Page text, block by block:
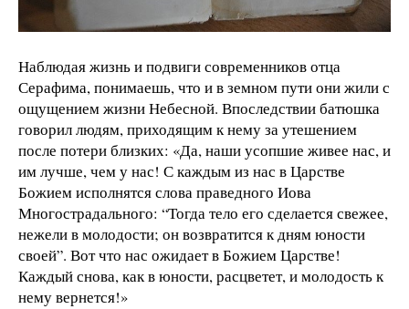
Наблюдая жизнь и подвиги современников отца
Серафима, понимаешь, что и в земном пути они жили с
ощущением жизни Небесной. Впоследствии батюшка
говорил людям, приходящим к нему за утешением
после потери близких: «Да, наши усопшие живее нас, и
им лучше, чем у нас! С каждым из нас в Царстве
Божием исполнятся слова праведного Иова
Многострадального: “Тогда тело его сделается свежее,
нежели в молодости; он возвратится к дням юности
своей”. Вот что нас ожидает в Божием Царстве!
Каждый снова, как в юности, расцветет, и молодость к
нему вернется!»